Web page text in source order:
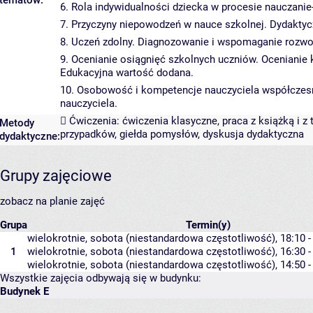
6. Rola indywidualności dziecka w procesie
7. Przyczyny niepowodzeń w nauce szkolnej.
8. Uczeń zdolny. Diagnozowanie i wspomaganie
9. Ocenianie osiągnięć szkolnych uczniów.
Edukacyjna wartość dodana.
10. Osobowość i kompetencje nauczyciela
nauczyciela.
Metody
dydaktyczne:
 Ćwiczenia: ćwiczenia klasyczne, praca z książką i
przypadków, giełda pomysłów, dyskusja dydaktyczna
Grupy zajęciowe
zobacz na planie zajęć
Grupa
Termin(y)
1
wielokrotnie, sobota (niestandardowa częstotliwość), 18:10
wielokrotnie, sobota (niestandardowa częstotliwość), 16:30
wielokrotnie, sobota (niestandardowa częstotliwość), 14:50
Wszystkie zajęcia odbywają się w budynku:
Budynek E